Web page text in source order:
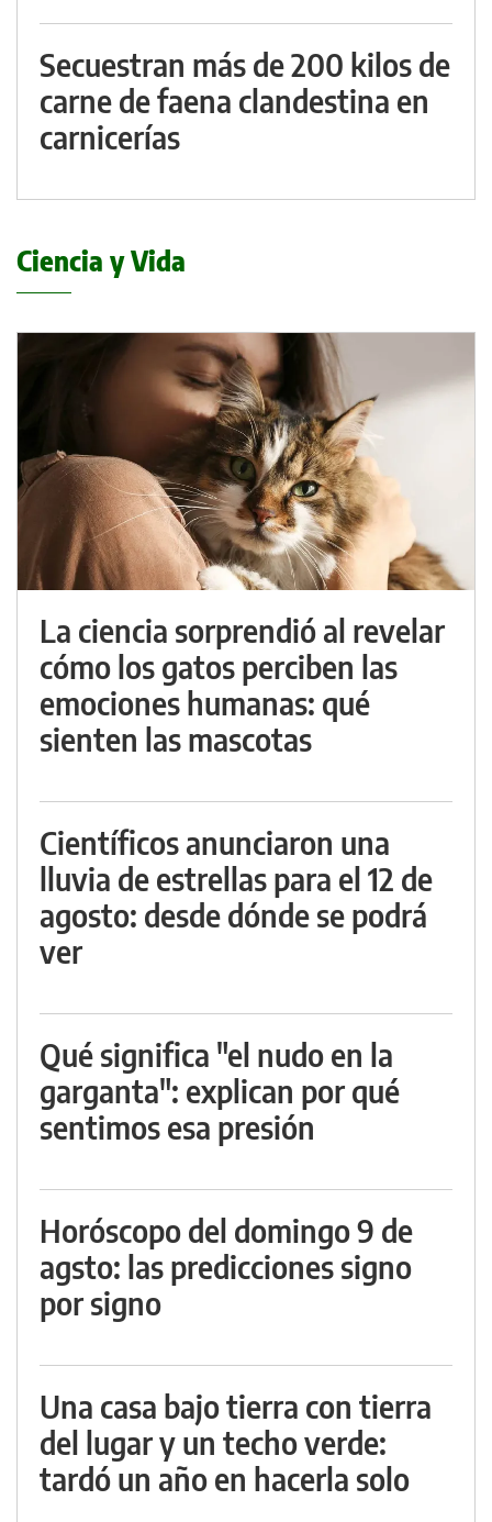
Secuestran más de 200 kilos de
carne de faena clandestina en
carnicerías
Ciencia y Vida
La ciencia sorprendió al revelar
cómo los gatos perciben las
emociones humanas: qué
sienten las mascotas
Científicos anunciaron una
lluvia de estrellas para el 12 de
agosto: desde dónde se podrá
ver
Qué significa "el nudo en la
garganta": explican por qué
sentimos esa presión
Horóscopo del domingo 9 de
agsto: las predicciones signo
por signo
Una casa bajo tierra con tierra
del lugar y un techo verde:
tardó un año en hacerla solo